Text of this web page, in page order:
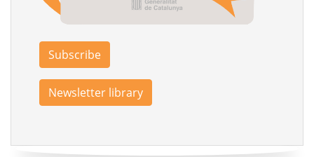
Subscribe
Newsletter library